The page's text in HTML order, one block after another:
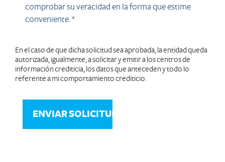
comprobar su veracidad en la forma que estime
conveniente. *
En el caso de que dicha solicitud sea aprobada, la entidad queda
autorizada, igualmente, a solicitar y emitir a los centros de
información crediticia, los datos que anteceden y todo lo
referente a mi comportamiento crediticio.